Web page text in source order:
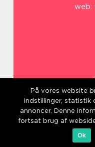
web:
På vores website
indstillinger, statistik
annoncer. Denne
fortsat brug af
Ok